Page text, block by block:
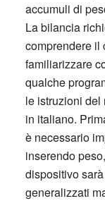
accumuli di
La bilancia
comprendere il
familiarizzare
qualche
le istruzioni del
in italiano.
è necessario
inserendo
dispositivo
generalizzati